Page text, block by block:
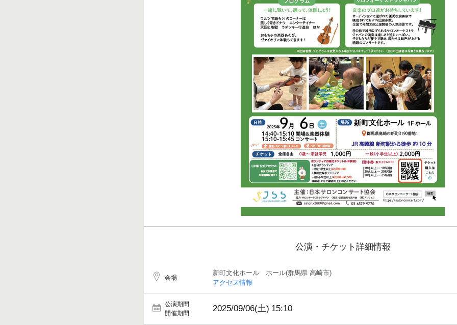
公演・チケット詳細情報
会場
新町文化ホール ホール(群馬県 高崎市)
アクセス情報
公演期間
開催期間
2025/09/06(土) 15:10